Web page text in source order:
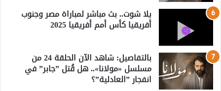
يلا شوت.. بث مباشر لمباراة مصر وجنوب
أفريقيا كأس أمم أفريقيا 2025
بالتفاصيل: شاهد الآن الحلقة 24 من
مسلسل «مولانا».. هل قُتل ”جابر” في
انفجار ”العادلية”؟